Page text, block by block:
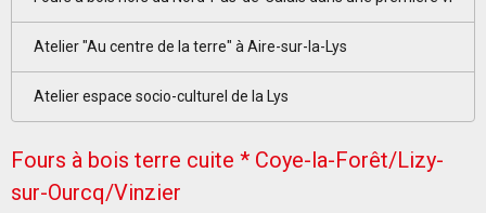
Atelier "Au centre de la terre" à Aire-sur-la-Lys
Atelier espace socio-culturel de la Lys
Fours à bois terre cuite * Coye-la-Forêt/Lizy-
sur-Ourcq/Vinzier